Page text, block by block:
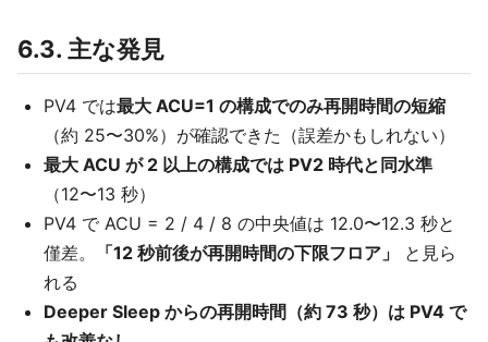
6.3. 主な発見
PV4 では最大 ACU=1 の構成でのみ再開時間の短縮
（約 25〜30%）が確認できた（誤差かもしれない）
最大 ACU が 2 以上の構成では PV2 時代と同水準
（12〜13 秒）
PV4 で ACU = 2 / 4 / 8 の中央値は 12.0〜12.3 秒と
僅差。
「12 秒前後が再開時間の下限フロア」
と見ら
れる
Deeper Sleep からの再開時間（約 73 秒）は PV4 で